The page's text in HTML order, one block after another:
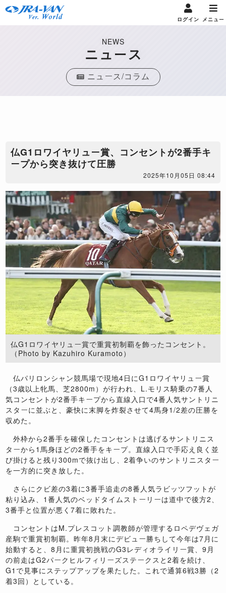
ログイン メニュー
NEWS
ニュース
ニュース/コラム
仏G1ロワイヤリュー賞、コンセントが2番手キ
ープから突き抜けて圧勝
2025年10月05日 08:44
仏G1ロワイヤリュー賞で重賞初制覇を飾ったコンセント。
（Photo by Kazuhiro Kuramoto）
仏パリロンシャン競馬場で現地4日にG1ロワイヤリュー賞
（3歳以上牝馬、芝2800m）が行われ、L.モリス騎乗の7番人
気コンセントが2番手キープから直線入口で4番人気サントリニ
スターに並ぶと、豪快に末脚を炸裂させて4馬身1/2差の圧勝を
収めた。
外枠から2番手を確保したコンセントは逃げるサントリニス
ターから1馬身ほどの2番手をキープ。直線入口で手応え良く並
び掛けると残り300mで抜け出し、2着争いのサントリニスター
を一方的に突き放した。
さらにクビ差の3着に3番手追走の8番人気ラビッツフットが
粘り込み、1番人気のベッドタイムストーリーは道中で後方2、
3番手と位置が悪く7着に敗れた。
コンセントはM.プレスコット調教師が管理するロペデヴェガ
産駒で重賞初制覇。昨年8月末にデビュー勝ちして今年は7月に
始動すると、8月に重賞初挑戦のG3レディオライリー賞、9月
の前走はG2パークヒルフィリーズステークスと2着を続け、
G1で見事にステップアップを果たした。これで通算6戦3勝（2
着3回）としている。